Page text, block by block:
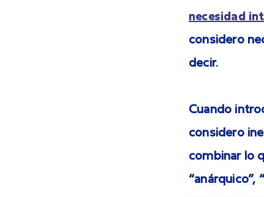
necesidad
considero
decir.
Cuando
considero
combinar lo
“anárquico”,